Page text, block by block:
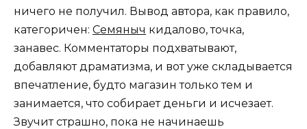
ничего не получил. Вывод автора, как правило,
категоричен: Семяныч кидалово, точка,
занавес. Комментаторы подхватывают,
добавляют драматизма, и вот уже складывается
впечатление, будто магазин только тем и
занимается, что собирает деньги и исчезает.
Звучит страшно, пока не начинаешь